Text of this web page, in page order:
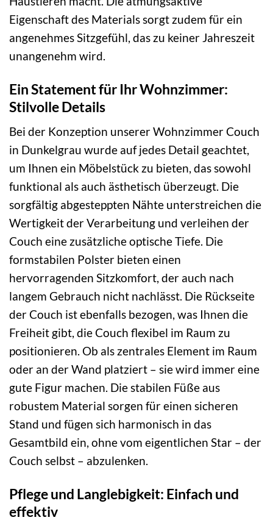
Eigenschaft des Materials sorgt zudem für ein
angenehmes Sitzgefühl, das zu keiner Jahreszeit
unangenehm wird.
Ein Statement für Ihr Wohnzimmer:
Stilvolle Details
Bei der Konzeption unserer Wohnzimmer Couch
in Dunkelgrau wurde auf jedes Detail geachtet,
um Ihnen ein Möbelstück zu bieten, das sowohl
funktional als auch ästhetisch überzeugt. Die
sorgfältig abgesteppten Nähte unterstreichen die
Wertigkeit der Verarbeitung und verleihen der
Couch eine zusätzliche optische Tiefe. Die
formstabilen Polster bieten einen
hervorragenden Sitzkomfort, der auch nach
langem Gebrauch nicht nachlässt. Die Rückseite
der Couch ist ebenfalls bezogen, was Ihnen die
Freiheit gibt, die Couch flexibel im Raum zu
positionieren. Ob als zentrales Element im Raum
oder an der Wand platziert – sie wird immer eine
gute Figur machen. Die stabilen Füße aus
robustem Material sorgen für einen sicheren
Stand und fügen sich harmonisch in das
Gesamtbild ein, ohne vom eigentlichen Star – der
Couch selbst – abzulenken.
Pflege und Langlebigkeit: Einfach und
effektiv